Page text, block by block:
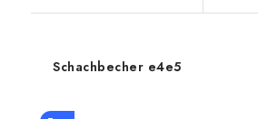
Schachbecher e4e5